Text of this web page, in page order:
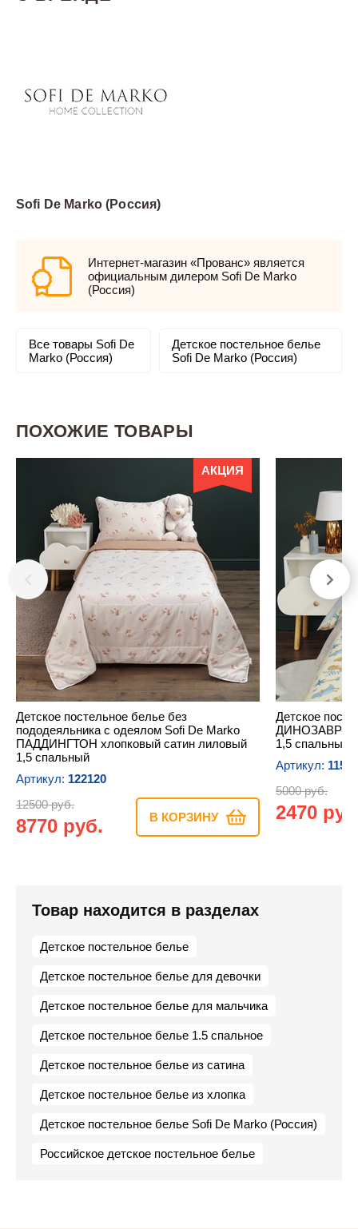
Sofi De Marko (Россия)
Интернет-магазин «Прованс» является
официальным дилером Sofi De Marko
(Россия)
Все товары Sofi De
Marko (Россия)
Детское постельное белье
Sofi De Marko (Россия)
ПОХОЖИЕ ТОВАРЫ
АКЦИЯ
Детское постельное белье без
пододеяльника с одеялом Sofi De Marko
ПАДДИНГТОН хлопковый сатин лиловый
1,5 спальный
Артикул: 122120
12500 руб.
8770 руб. В КОРЗИНУ
Детское
ДИНОЗАВРЫ
1,5 спальный
Артикул:
5000 руб.
2470
Товар находится в разделах
Детское постельное белье
Детское постельное белье для девочки
Детское постельное белье для мальчика
Детское постельное белье 1.5 спальное
Детское постельное белье из сатина
Детское постельное белье из хлопка
Детское постельное белье Sofi De Marko (Россия)
Российское детское постельное белье